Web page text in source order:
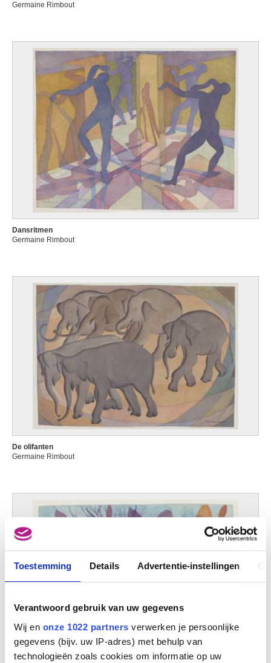
Toestemming Details Advertentie-instellingen
Verantwoord gebruik van uw gegevens
Wij en onze 1022 partners verwerken je persoonlijke
gegevens (bijv. uw IP-adres) met behulp van
technologieën zoals cookies om informatie op uw
Germaine Rimbout
Dansritmen
Germaine Rimbout
De olifanten
Germaine Rimbout